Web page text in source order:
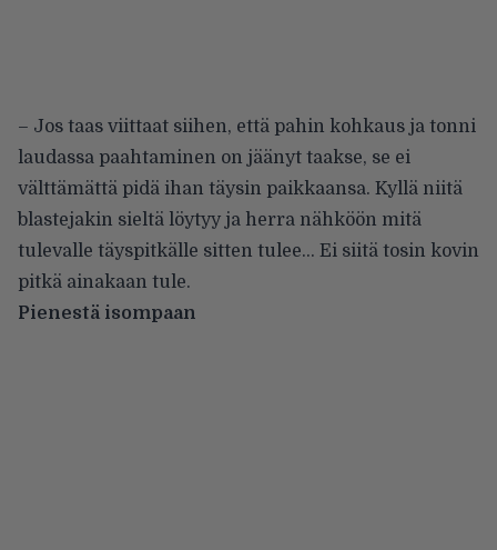
– Jos taas viittaat siihen, että pahin kohkaus ja tonni
laudassa paahtaminen on jäänyt taakse, se ei
välttämättä pidä ihan täysin paikkaansa. Kyllä niitä
blastejakin sieltä löytyy ja herra nähköön mitä
tulevalle täyspitkälle sitten tulee… Ei siitä tosin kovin
pitkä ainakaan tule.
Pienestä isompaan